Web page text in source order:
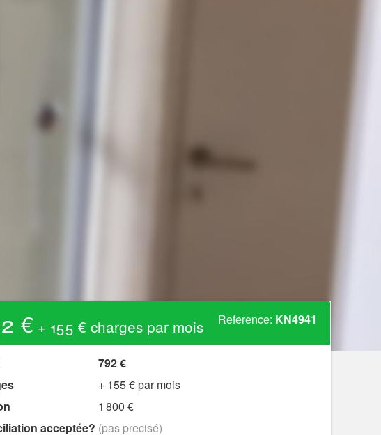
€+ 155 € charges par mois Reference: KN4941
792 €
+ 155 € par mois
1 800 €
acceptée? (pas precisé)